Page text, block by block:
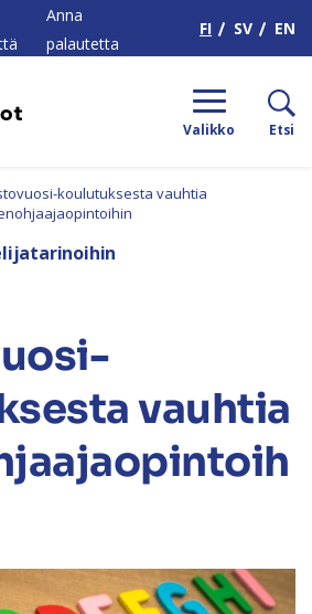
Anna
palautetta
FI SV EN
Valikko Etsi
koulutuksesta vauhtia
vauhtia